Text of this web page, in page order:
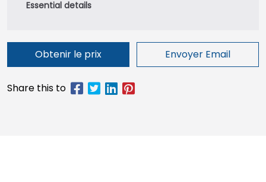
Obtenir le prix Envoyer Email